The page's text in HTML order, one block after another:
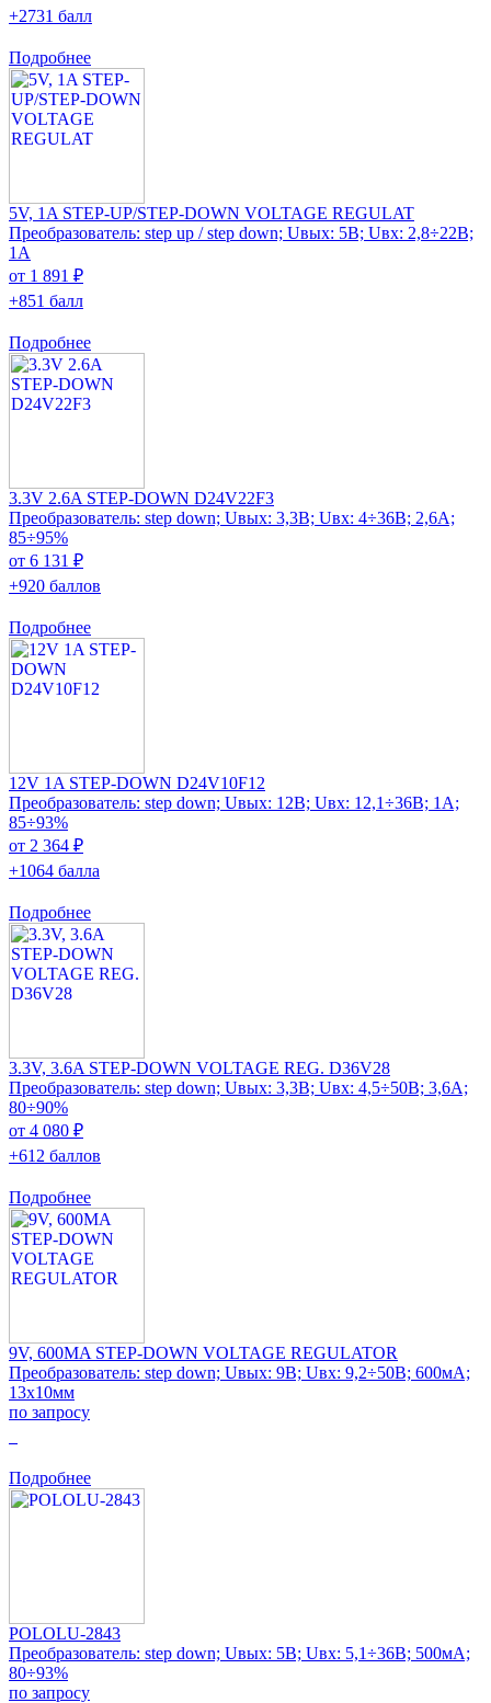
+2731 балл
Подробнее
5V, 1A STEP-UP/STEP-DOWN VOLTAGE REGULAT
Преобразователь: step up / step down; Uвых: 5В; Uвх: 2,8÷22В;
1А
от 1 891 ₽
+851 балл
Подробнее
3.3V 2.6A STEP-DOWN D24V22F3
Преобразователь: step down; Uвых: 3,3В; Uвх: 4÷36В; 2,6А;
85÷95%
от 6 131 ₽
+920 баллов
Подробнее
12V 1A STEP-DOWN D24V10F12
Преобразователь: step down; Uвых: 12В; Uвх: 12,1÷36В; 1А;
85÷93%
от 2 364 ₽
+1064 балла
Подробнее
3.3V, 3.6A STEP-DOWN VOLTAGE REG. D36V28
Преобразователь: step down; Uвых: 3,3В; Uвх: 4,5÷50В; 3,6А;
80÷90%
от 4 080 ₽
+612 баллов
Подробнее
9V, 600MA STEP-DOWN VOLTAGE REGULATOR
Преобразователь: step down; Uвых: 9В; Uвх: 9,2÷50В; 600мА;
13x10мм
по запросу
Подробнее
POLOLU-2843
Преобразователь: step down; Uвых: 5В; Uвх: 5,1÷36В; 500мА;
80÷93%
по запросу